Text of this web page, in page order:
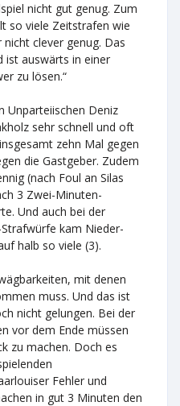
nicht gut genug. Zum
so viele Zeitstrafen wie
clever genug. Das
ist auswärts in einer
zu lösen.“
Unparteiischen Deniz
sehr schnell und oft
zehn Mal gegen
die Gastgeber. Zudem
(nach Foul an Silas
3 Zwei-Minuten-
Und auch bei der
kam Nieder-
halb so viele (3).
mit denen
muss. Und das ist
nicht gelungen. Bei der
vor dem Ende müssen
zu machen. Doch es
Fehler und
in gut 3 Minuten den